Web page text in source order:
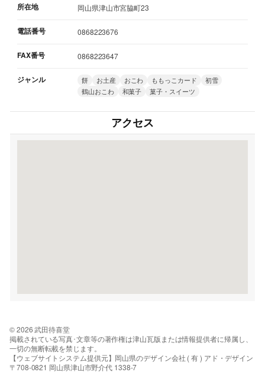
所在地 岡山県津山市宮脇町23
電話番号 0868223676
FAX番号 0868223647
ジャンル 餅 お土産 おこわ ももっこカード
初雪
鶴山おこわ
和菓子 菓子・スイーツ
アクセス
© 2026 武田待喜堂
掲載されている写真･文章等の著作権は津山瓦版または情報提供者に帰属し、
一切の無断転載を禁じます。
【ウェブサイトシステム提供元】岡山県のデザイン会社 ( 有 ) アド・デザイン
〒708-0821 岡山県津山市野介代 1338-7